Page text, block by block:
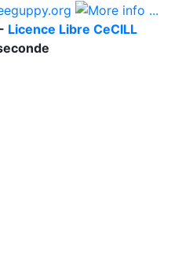
- Licence Libre CeCILL